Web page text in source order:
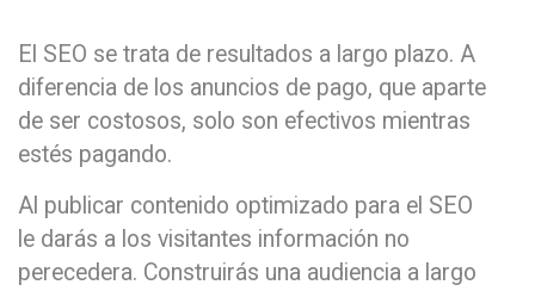
El SEO se trata de resultados a largo plazo. A
diferencia de los anuncios de pago, que aparte
de ser costosos, solo son efectivos mientras
estés pagando.
Al publicar contenido optimizado para el SEO
le darás a los visitantes información no
perecedera. Construirás una audiencia a largo